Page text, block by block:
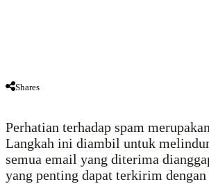
Shares
Perhatian terhadap spam
Langkah ini diambil untuk
semua email yang diterima
yang penting dapat terkirim